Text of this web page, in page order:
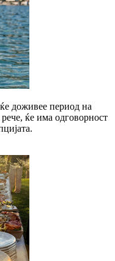
доживее период на
ќе има одговорност